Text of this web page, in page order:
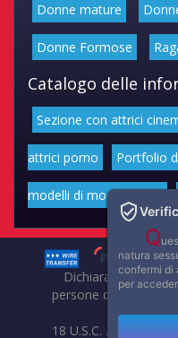
Donne mature
Donne Formose
Catalogo delle
Sezione con attrici
attrici porno Portfolio
modelli di moda volgari
Dichiarazione di
persone che
18 U.S.C. 2257
Q
natura
confermi di
per